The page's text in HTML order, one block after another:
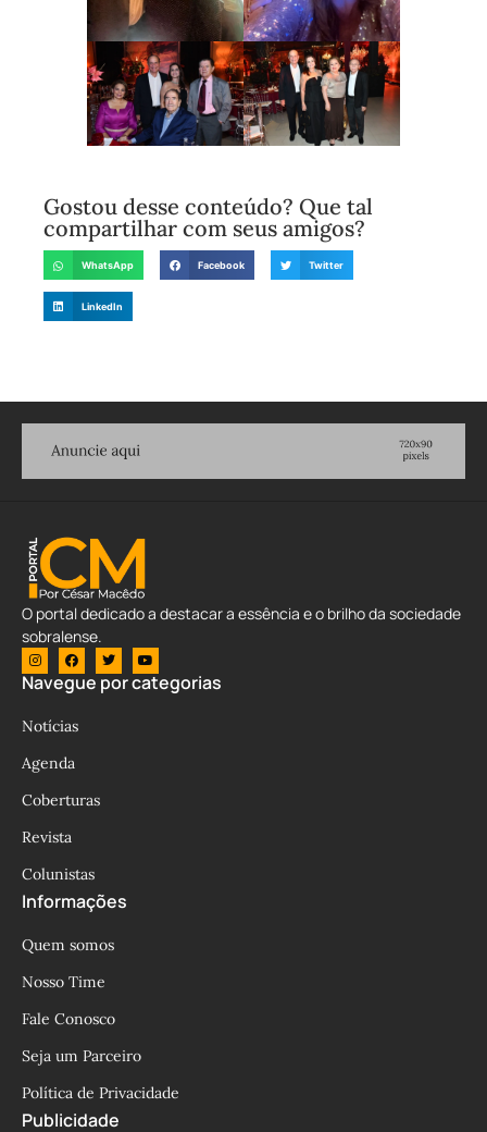
Gostou desse conteúdo? Que tal
compartilhar com seus amigos?
WhatsApp Facebook Twitter
LinkedIn
O portal dedicado a destacar a essência e o brilho da sociedade
sobralense.
Navegue por categorias
Notícias
Agenda
Coberturas
Revista
Colunistas
Informações
Quem somos
Nosso Time
Fale Conosco
Seja um Parceiro
Política de Privacidade
Publicidade